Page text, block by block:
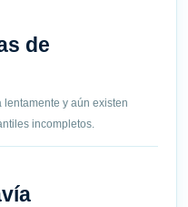
de
y aún existen
incompletos.